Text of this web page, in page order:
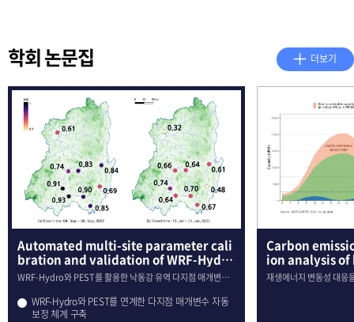
학회 논문집 더보기
Automated multi-site parameter cali
bration and validation of WRF-Hydro
in the Nakdong River basin using PES
WRF-Hydro와 PEST를 활용한 낙동강 유역 다지점 매개변수
WRF-Hydro와 PEST를 연계한 다지점 매개변수 자동
보정 체계 구축
Carbon
ion analysis
ped-storage
재생에너지 변동성 대응